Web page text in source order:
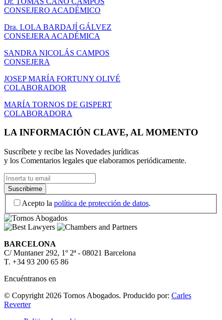
CONSEJERO ACADÉMICO
Dra. LOLA BARDAJÍ GÁLVEZ
CONSEJERA ACADÉMICA
SANDRA NICOLÁS CAMPOS
CONSEJERA
JOSEP MARÍA FORTUNY OLIVÉ
COLABORADOR
MARÍA TORNOS DE GISPERT
COLABORADORA
LA INFORMACIÓN CLAVE, AL MOMENTO
Suscríbete y recibe las Novedades jurídicas
y los Comentarios legales que elaboramos periódicamente.
Acepto la política de protección de datos.
BARCELONA
C/ Muntaner 292, 1º 2ª - 08021 Barcelona
T. +34 93 200 65 86
Encuéntranos en
© Copyright 2026 Tornos Abogados. Producido por: Carles
Reverter